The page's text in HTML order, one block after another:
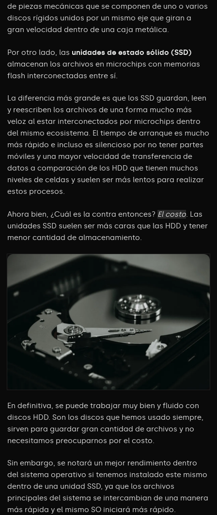
de piezas mecánicas que se componen de uno o varios
discos rígidos unidos por un mismo eje que giran a
gran velocidad dentro de una caja metálica.
Por otro lado, las unidades de estado sólido (SSD)
almacenan los archivos en microchips con memorias
flash interconectadas entre sí.
La diferencia más grande es que los SSD guardan, leen
y reescriben los archivos de una forma mucho más
veloz al estar interconectados por microchips dentro
del mismo ecosistema. El tiempo de arranque es mucho
más rápido e incluso es silencioso por no tener partes
móviles y una mayor velocidad de transferencia de
datos a comparación de los HDD que tienen muchos
niveles de celdas y suelen ser más lentos para realizar
estos procesos.
Ahora bien, ¿Cuál es la contra entonces? El costo. Las
unidades SSD suelen ser más caras que las HDD y tener
menor cantidad de almacenamiento.
En definitiva, se puede trabajar muy bien y fluido con
discos HDD. Son los discos que hemos usado siempre,
sirven para guardar gran cantidad de archivos y no
necesitamos preocuparnos por el costo.
Sin embargo, se notará un mejor rendimiento dentro
del sistema operativo si tenemos instalado este mismo
dentro de una unidad SSD, ya que los archivos
principales del sistema se intercambian de una manera
más rápida y el mismo SO iniciará más rápido.